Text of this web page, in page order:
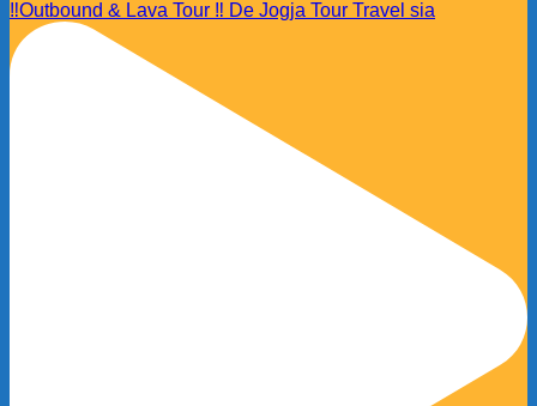
‼️Outbound & Lava Tour ‼️ De Jogja Tour Travel sia